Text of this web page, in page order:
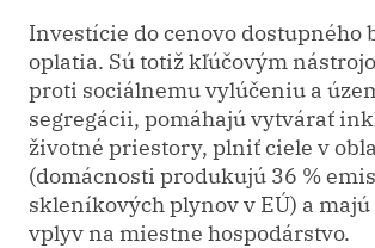
Investície do cenovo dostupného
oplatia. Sú totiž kľúčovým
proti sociálnemu vylúčeniu a
segregácii, pomáhajú vytvárať
životné priestory, plniť ciele v
(domácnosti produkujú 36 %
skleníkových plynov v EÚ) a
vplyv na miestne hospodárstvo.